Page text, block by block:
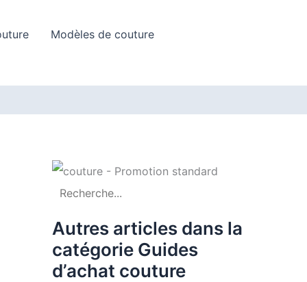
Modèles de couture
Autres articles dans la
catégorie Guides
d’achat couture